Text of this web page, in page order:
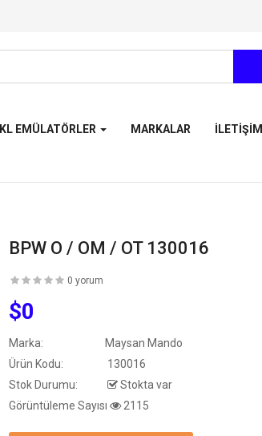
EMÜLATÖRLER MARKALAR
BPW O / OM / OT 130016
0 yorum
$0
Marka:
Maysan Mando
Ürün Kodu:
130016
Stok Durumu:
Stokta var
Görüntüleme Sayısı
2115